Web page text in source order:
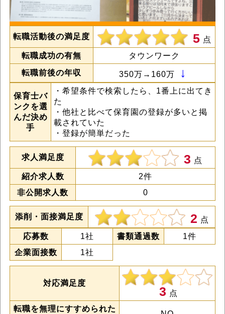
転職活動後の満足度 5 点
転職成功の有無
タウンワーク
転職前後の年収
350万→160万 ↓
保育士バ
ンクを選
んだ決め
手
・希望条件で検索したら、1番上に出てき
た
・他社と比べて保育園の登録が多いと掲
載されていた
・登録が簡単だった
求人満足度 3 点
紹介求人数
2件
非公開求人数
0
添削・面接満足度 2 点
応募数
1社 書類通過数
1件
企業面接数
1社
対応満足度
3 点
転職を無理にすすめられた